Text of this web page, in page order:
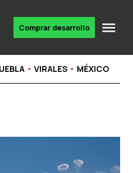
Comprar desarrollo
VIRALES MÉXICO